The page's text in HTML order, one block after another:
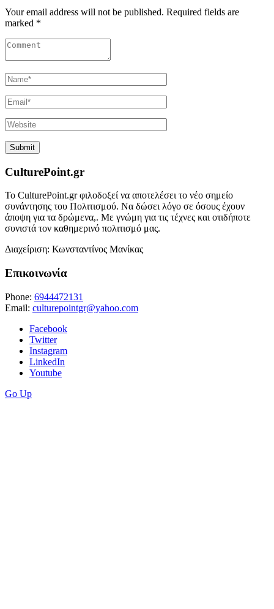
Your email address will not be published. Required fields are
marked *
CulturePoint.gr
Το CulturePoint.gr φιλοδοξεί να αποτελέσει το νέο σημείο
συνάντησης του Πολιτισμού. Να δώσει λόγο σε όσους έχουν
άποψη για τα δρώμενα,. Με γνώμη για τις τέχνες και οτιδήποτε
συνιστά τον καθημερινό πολιτισμό μας.
Διαχείριση: Κωνσταντίνος Μανίκας
Επικοινωνία
Phone: 6944472131
Email: culturepointgr@yahoo.com
Facebook
Twitter
Instagram
LinkedIn
Youtube
Go Up